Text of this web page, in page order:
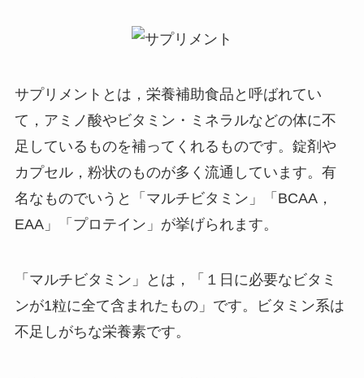
サプリメントとは，栄養補助食品と呼ばれてい
て，アミノ酸やビタミン・ミネラルなどの体に不
足しているものを補ってくれるものです。錠剤や
カプセル，粉状のものが多く流通しています。有
名なものでいうと「マルチビタミン」「BCAA，
EAA」「プロテイン」が挙げられます。
「マルチビタミン」とは，「１日に必要なビタミ
ンが1粒に全て含まれたもの」です。ビタミン系は
不足しがちな栄養素です。